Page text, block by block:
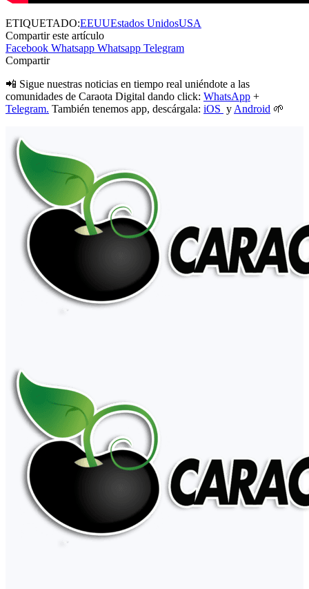
ETIQUETADO:EEUUEstados UnidosUSA
Compartir este artículo
Facebook Whatsapp Whatsapp Telegram
Compartir
📲 Sigue nuestras noticias en tiempo real uniéndote a las
comunidades de Caraota Digital dando click: WhatsApp +
Telegram. También tenemos app, descárgala: iOS y Android 🌱